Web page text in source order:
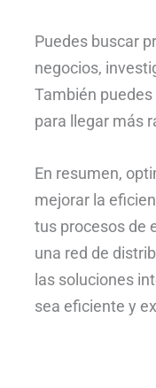
Puedes buscar
negocios,
También
para llegar más
En resumen,
mejorar la
tus procesos de
una red de
las soluciones
sea eficiente y